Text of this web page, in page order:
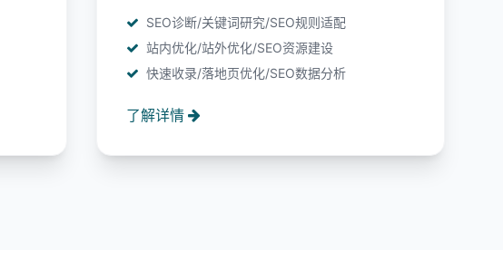
SEO诊断/关键词研究/SEO规则适配
站内优化/站外优化/SEO资源建设
快速收录/落地页优化/SEO数据分析
了解详情